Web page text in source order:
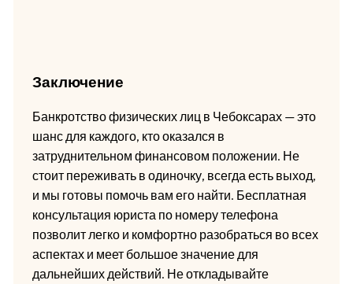
Заключение
Банкротство физических лиц в Чебоксарах — это
шанс для каждого, кто оказался в
затруднительном финансовом положении. Не
стоит переживать в одиночку, всегда есть выход,
и мы готовы помочь вам его найти. Бесплатная
консультация юриста по номеру телефона
позволит легко и комфортно разобраться во всех
аспектах и меет большое значение для
дальнейших действий. Не откладывайте